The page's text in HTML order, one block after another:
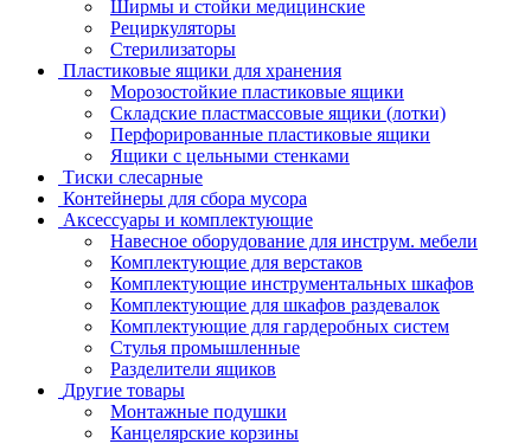
Ширмы и стойки медицинские
Рециркуляторы
Стерилизаторы
Пластиковые ящики для хранения
Морозостойкие пластиковые ящики
Складские пластмассовые ящики (лотки)
Перфорированные пластиковые ящики
Ящики с цельными стенками
Тиски слесарные
Контейнеры для сбора мусора
Аксессуары и комплектующие
Навесное оборудование для инструм. мебели
Комплектующие для верстаков
Комплектующие инструментальных шкафов
Комплектующие для шкафов раздевалок
Комплектующие для гардеробных систем
Стулья промышленные
Разделители ящиков
Другие товары
Монтажные подушки
Канцелярские корзины